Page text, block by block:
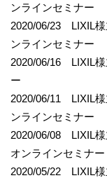
ンラインセミナー
2020/06/23 LIXIL
ンラインセミナー
2020/06/16 LIXIL
ー
2020/06/11 LIXIL
ンラインセミナー
2020/06/08 LIXIL
オンラインセミナー
2020/05/22 LIXIL